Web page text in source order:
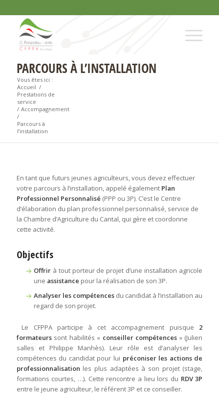
PARCOURS À L’INSTALLATION
Vous êtes ici :
Accueil /
Prestations de
service
/ Accompagnement
/
Parcours à
l’installation
En tant que futurs jeunes agriculteurs, vous devez effectuer
votre parcours à l’installation, appelé également Plan
Professionnel Personnalisé (PPP ou 3P). C’est le Centre
d’élaboration du plan professionnel personnalisé, service de
la Chambre d’Agriculture du Cantal, qui gère et coordonne
cette activité.
Objectifs
Offrirà tout porteur de projet d’une installation agricole
une assistance pour la réalisation de son 3P.
Analyser les compétencesdu candidat à l’installation au
regard de son projet.
Le CFPPA participe à cet accompagnement puisque 2
formateurssont habilités « conseiller compétences » (Julien
salles et Philippe Manhès). Leur rôle est d’analyser les
compétences du candidat pour lui préconiser les actions de
professionnalisation les plus adaptées à son projet (stage,
formations courtes, …). Cette rencontre a lieu lors du RDV 3P
entre le jeune agriculteur, le référent 3P et ce conseiller.